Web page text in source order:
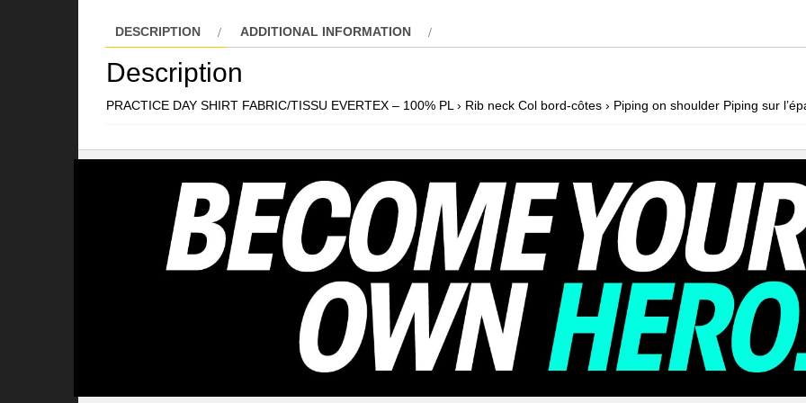
DESCRIPTION ADDITIONAL INFORMATION
Description
PRACTICE DAY SHIRT FABRIC/TISSU EVERTEX – 100% PL › Rib neck Col bord-côtes › Piping on shoulder Piping sur